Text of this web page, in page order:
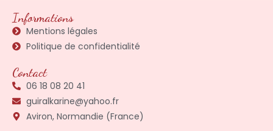
Informations
Mentions légales
Politique de confidentialité
Contact
06 18 08 20 41
guiralkarine@yahoo.fr
Aviron, Normandie (France)